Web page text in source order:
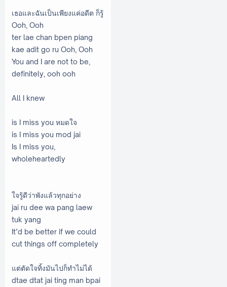
เธอและฉันเป็นเพียงแค่อดีต ก็รู้
Ooh, Ooh
ter lae chan bpen piang
kae adit go ru Ooh, Ooh
You and I are not to be,
definitely, ooh ooh
All I knew
is I miss you หมดใจ
is I miss you mod jai
Is I miss you,
wholeheartedly
ใจรู้ดีว่าพังแล้วทุกอย่าง
jai ru dee wa pang laew
tuk yang
It’d be better if we could
cut things off completely
แต่ตัดใจทิ้งมันไปก็ทำไม่ได้
dtae dtat jai ting man bpai